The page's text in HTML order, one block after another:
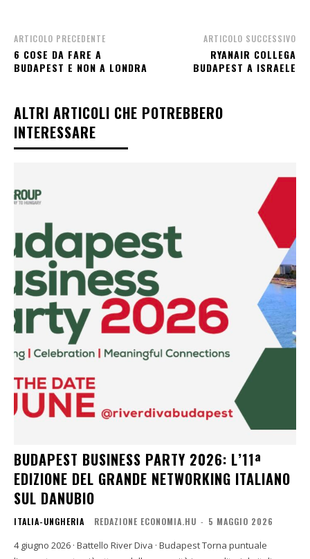
ARTICOLO PRECEDENTE
6 COSE DA FARE A
BUDAPEST E NON A LONDRA
ARTICOLO SUCCESSIVO
RYANAIR COLLEGA
BUDAPEST A ISRAELE
ALTRI ARTICOLI CHE POTREBBERO
INTERESSARE
BUDAPEST BUSINESS PARTY 2026: L’11ª
EDIZIONE DEL GRANDE NETWORKING ITALIANO
SUL DANUBIO
ITALIA-UNGHERIA REDAZIONE ECONOMIA.HU - 5 MAGGIO 2026
4 giugno 2026 · Battello River Diva · Budapest Torna puntuale